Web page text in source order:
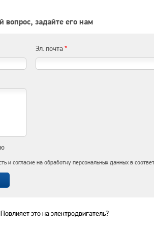
вопрос, задайте его нам
Эл. почта*
и согласие на обработку персональных данных в
это на электродвигатель?